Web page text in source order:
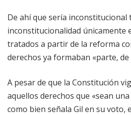
De ahí que sería inconstitucional
inconstitucionalidad únicamente
tratados a partir de la reforma
derechos ya formaban «parte,
A pesar de que la Constitución
aquellos derechos que «sean
como bien señala Gil en su